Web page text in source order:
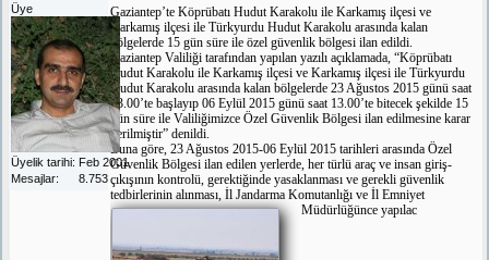
Üye
Üyelik tarihi Feb 2001
Mesajlar
8.753
Gaziantep’te Köprübatı Hudut Karakolu ile Karkamış ilçesi ve
Karkamış ilçesi ile Türkyurdu Hudut Karakolu arasında kalan
bölgelerde 15 gün süre ile özel güvenlik bölgesi ilan edildi.
Gaziantep Valiliği tarafından yapılan yazılı açıklamada, “Köprübatı
Hudut Karakolu ile Karkamış ilçesi ve Karkamış ilçesi ile Türkyurdu
Hudut Karakolu arasında kalan bölgelerde 23 Ağustos 2015 günü saat
13.00’te başlayıp 06 Eylül 2015 günü saat 13.00’te bitecek şekilde 15
gün süre ile Valiliğimizce Özel Güvenlik Bölgesi ilan edilmesine karar
verilmiştir” denildi.
Buna göre, 23 Ağustos 2015-06 Eylül 2015 tarihleri arasında Özel
Güvenlik Bölgesi ilan edilen yerlerde, her türlü araç ve insan giriş-
çıkışının kontrolü, gerektiğinde yasaklanması ve gerekli güvenlik
tedbirlerinin alınması, İl Jandarma Komutanlığı ve İl Emniyet
Müdürlüğünce yapılac